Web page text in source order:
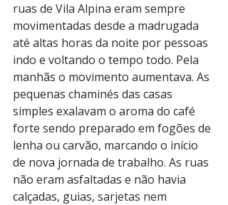
ruas de Vila Alpina eram sempre
movimentadas desde a madrugada
até altas horas da noite por pessoas
indo e voltando o tempo todo. Pela
manhãs o movimento aumentava. As
pequenas chaminés das casas
simples exalavam o aroma do café
forte sendo preparado em fogões de
lenha ou carvão, marcando o início
de nova jornada de trabalho. As ruas
não eram asfaltadas e não havia
calçadas, guias, sarjetas nem